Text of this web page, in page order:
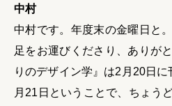
中村
中村です。年度末の金曜日と
足をお運びくださり、ありが
りのデザイン学』は2月20日
月21日ということで、ちょう